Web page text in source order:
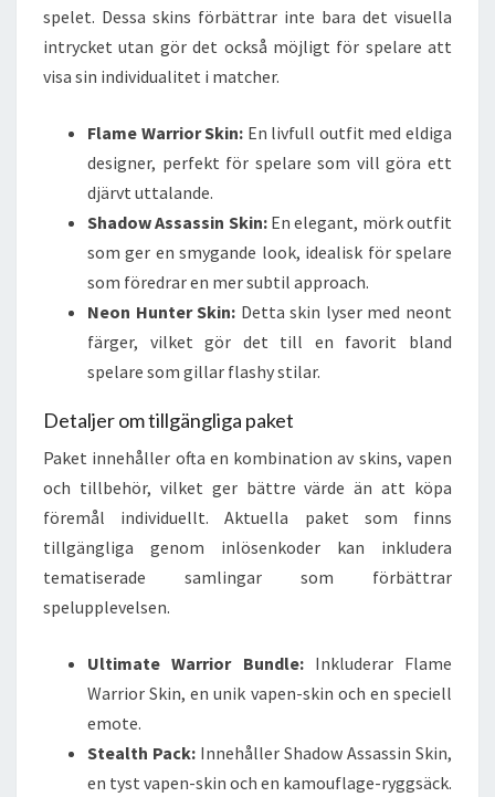
spelet. Dessa skins förbättrar inte bara det visuella
intrycket utan gör det också möjligt för spelare att
visa sin individualitet i matcher.
Flame Warrior Skin: En livfull outfit med eldiga
designer, perfekt för spelare som vill göra ett
djärvt uttalande.
Shadow Assassin Skin:En elegant, mörk outfit
som ger en smygande look, idealisk för spelare
som föredrar en mer subtil approach.
Neon Hunter Skin: Detta skin lyser med neont
färger, vilket gör det till en favorit bland
spelare som gillar flashy stilar.
Detaljer om tillgängliga paket
Paket innehåller ofta en kombination av skins, vapen
och tillbehör, vilket ger bättre värde än att köpa
föremål individuellt. Aktuella paket som finns
tillgängliga genom inlösenkoder kan inkludera
tematiserade samlingar som förbättrar
spelupplevelsen.
Ultimate Warrior Bundle:Inkluderar Flame
Warrior Skin, en unik vapen-skin och en speciell
emote.
Stealth Pack: Innehåller Shadow Assassin Skin,
en tyst vapen-skin och en kamouflage-ryggsäck.